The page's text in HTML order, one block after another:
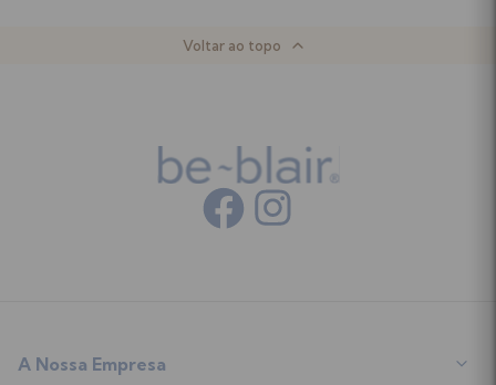
Voltar ao topo
A Nossa Empresa